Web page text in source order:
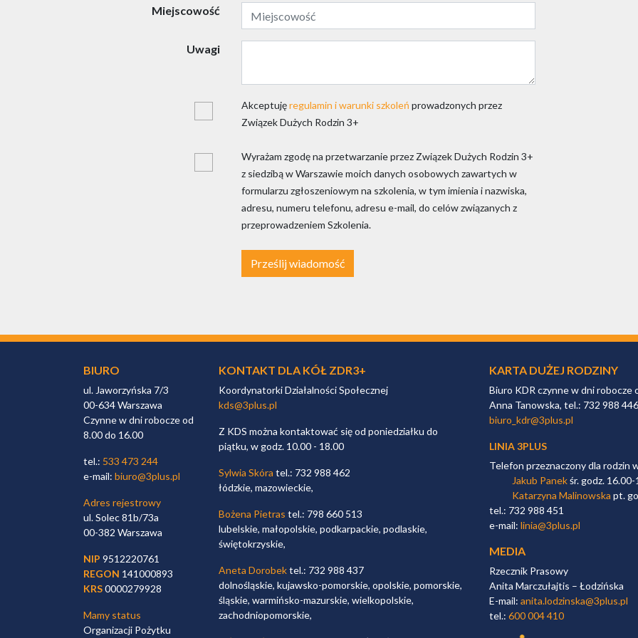
Miejscowość
Uwagi
Akceptujęregulamin i warunki szkoleń prowadzonych przez
Związek Dużych Rodzin 3+
Wyrażam zgodę na przetwarzanie przez Związek Dużych Rodzin 3+
z siedzibą w Warszawie moich danych osobowych zawartych w
formularzu zgłoszeniowym na szkolenia, w tym imienia i nazwiska,
adresu, numeru telefonu, adresu e-mail, do celów związanych z
przeprowadzeniem Szkolenia.
Prześlij wiadomość
BIURO
ul. Jaworzyńska 7/3
00-634 Warszawa
Czynne w dni robocze od
8.00 do 16.00
tel.: 533 473 244
e-mail: biuro@3plus.pl
Adres rejestrowy
ul. Solec 81b/73a
00-382 Warszawa
NIP 9512220761
REGON 141000893
KRS0000279928
Mamy status
Organizacji Pożytku
KONTAKT DLA KÓŁ ZDR3+
Koordynatorki Działalności Społecznej
kds@3plus.pl
Z KDS można kontaktować się od poniedziałku do
piątku, w godz. 10.00 - 18.00
Sylwia Skóra tel.: 732 988 462
łódzkie, mazowieckie,
Bożena Pietras tel.: 798 660 513
lubelskie, małopolskie, podkarpackie, podlaskie,
świętokrzyskie,
Aneta Dorobektel.: 732 988 437
dolnośląskie, kujawsko-pomorskie, opolskie, pomorskie,
śląskie, warmińsko-mazurskie, wielkopolskie,
zachodniopomorskie,
KARTA DUŻEJ RODZINY
Biuro KDR czynne w dni robocze
Anna Tanowska, tel.: 732 988 446
biuro_kdr@3plus.pl
LINIA 3PLUS
Telefon przeznaczony dla rodzin
Jakub Panekśr. godz. 16.00-
Katarzyna Malinowska pt.
tel.: 732 988 451
e-mail: linia@3plus.pl
MEDIA
Rzecznik Prasowy
Anita Marczułajtis – Łodzińska
E-mail: anita.lodzinska@3plus.pl
tel.: 600 004 410